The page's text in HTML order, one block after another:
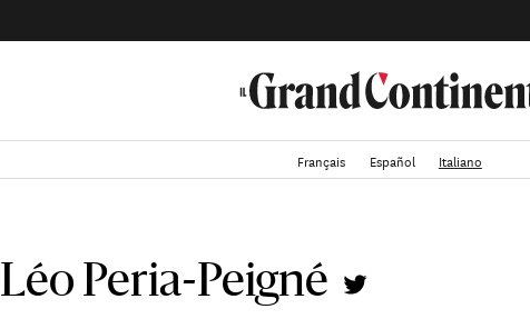
Français Español Italiano
Léo Peria-Peigné